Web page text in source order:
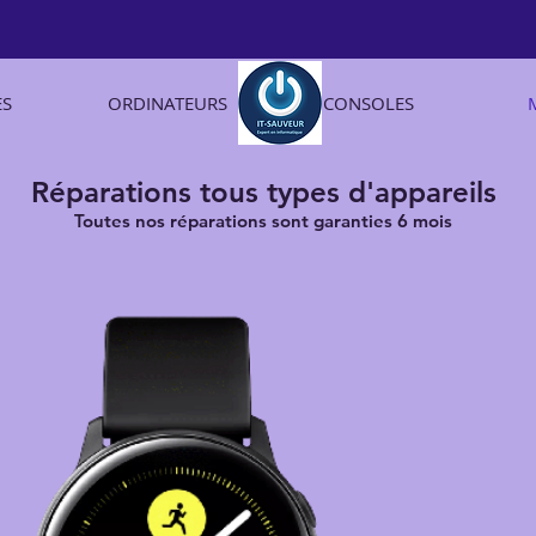
ORDINATEURS CONSOLES
Réparations tous types d'appareils
Toutes nos réparations sont garanties 6 mois